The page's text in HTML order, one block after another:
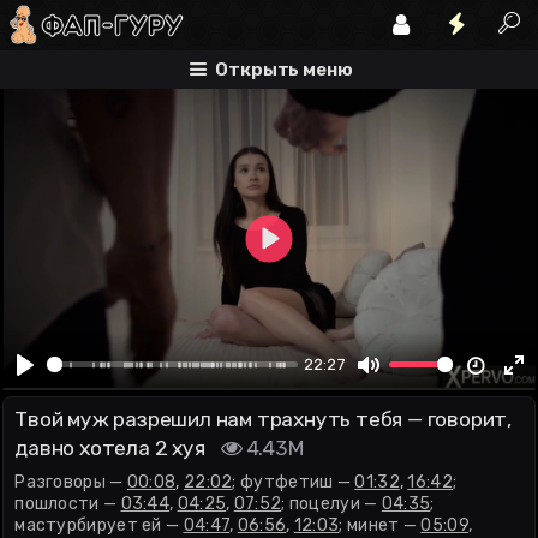
Открыть меню
разговоры пошлости
Play
22:27
Mute
Play
Твой муж разрешил нам трахнуть тебя — говорит,
давно хотела 2 хуя
4.43M
Разговоры — 00:08, 22:02; футфетиш —01:32,16:42;
пошлости — 03:44, 04:25, 07:52; поцелуи — 04:35;
мастурбирует ей — 04:47, 06:56, 12:03; минет —05:09,